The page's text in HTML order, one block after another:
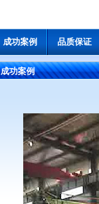
成功案例 品质保证
成功案例